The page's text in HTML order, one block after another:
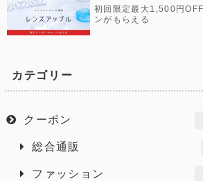
初回限定最大1,500円
ンがもらえる
カテゴリー
クーポン
総合通販
ファッション